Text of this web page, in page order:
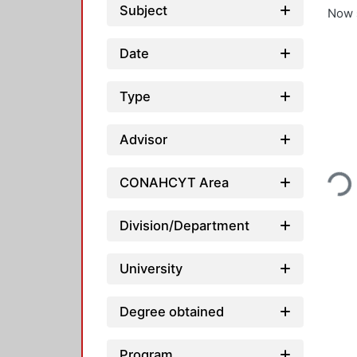
Subject
Date
Type
Advisor
CONAHCYT Area
Division/Department
University
Degree obtained
Now
Loading...